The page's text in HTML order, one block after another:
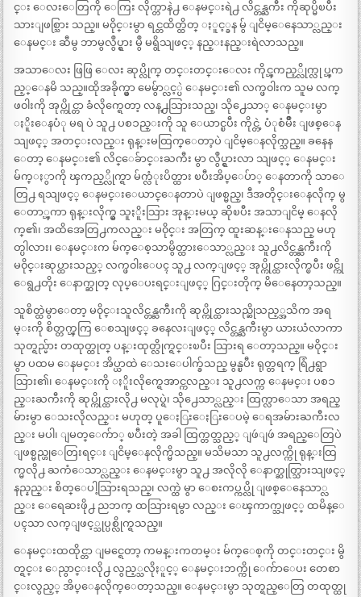
င္း ေလးေတြကို ေကြး လိုက္တာနဲ႕ ေနမင္းရဲ႕ လိင္တန္ႀကီး ကိုဆုပ္မိၿပီး
သားျဖစ္သြား သည္။ မ၀ိုင္းမွာ ရင္တထိတ္ထိတ္ ႏူင့္ခန မွ် ျငိမ္ေနေသာ္လည္း
ေနမင္း ဆီမွ ဘာမွလွဳပ္ရွား မွဳ မရွိသျဖင့္ နည္းနည္းရဲလာသည္။
အသာေလး ဖြဖြ ေလး ဆုပ္လိုက္ တင္းတင္းေလး ကိုင္ၾကည့္လိုက္လုပ္ၾက
ည့္ေနမိ သည္။ထိုအခိုက္မွာ မေမွ်ာ္လင့္ပဲ ေနမင္း၏ လက္ဖ၀ါးက သူမ လက္
ဖ၀ါးကို အုပ္ကိုင္တာ ခံလိုက္ရေတာ့ လန္႕သြားသည္၊ သို႕ေသာ္ ေနမင္းမွာ
ႏိူးေနပံု မရ ပဲ သူ႕ ပစၥည္းကို သူ ေယာင္ၿပီး ကိုင္တဲ့ ပံုစံမ်ိဳး ျဖစ္ေန
သျဖင့္ အတင္းလည္း ရုန္းမထြက္ေတာ့ပဲ ျငိမ္ေနလိုက္သည္။ ခနေန
ေတာ့ ေနမင္း၏ လိင္ေခ်ာင္းႀကီး မွာ လွဳပ္ရွားလာ သျဖင့္ ေနမင္း
မ်က္ႏွာကို ၾကည့္လိုက္ရာ မ်က္လံုးပိတ္ထား ၿပီးအိပ္ေပ်ာ္ ေနတာကို သာေ
တြ႕ ရသျဖင့္ ေနမင္းေယာင္ေနတာပဲ ျဖစ္မည္၊ ဒီအတိုင္းေနလိုက္ မွ
ေတာ္ၾကာ ရုန္းလိုက္မွ သူႏိူးသြား အုန္းမယ္ ဆိုၿပီး အသာျငိမ္ ေနလို
က္၏၊ အထိအေတြ႕ကလည္း မ၀ိုင္း အတြက္ ထူးဆန္းေနသည္ မဟု
တ္ပါလား၊ ေနမင္းက မ်က္ေစ့သာမွိတ္ထားေသာ္လည္း သူ႕လိင္တန္ႀကီးကို
မ၀ိုင္းဆုပ္ထားသည့္ လက္ဖ၀ါးေပၚ သူ႕ လက္ျဖင့္ အုပ္ကိုင္ထားလိုက္ၿပီး ဖင္ကို
ေရွ႕တိုး ေနာက္ဆုတ္ လုပ္ေပးရင္းျဖင့္ ဂြင္းတိုက္ မိေနေတာ့သည္။
သူစိတ္ထဲမွာေတာ့ မ၀ိုင္းသူလိင္တန္ႀကီးကို ဆုပ္ကိုင္ထားသည္ဆိုသည့္အသိက အရ
မ္းကို စိတ္တက္ၾကြ ေစသျဖင့္ ခနေလးျဖင့္ လိင္တန္ႀကီးမွာ ယားယံလာကာ
သုတ္ရည္မ်ား တထုတ္ထုတ္ ပန္းထုတ္လိုက္ရင္းၿပီး သြားရ ေတာ့သည္။ မဝိုင္း
မွာ ပထမ ေနမင္း အိပ္ယာထဲ ေသးေပါက္ခ်သည္ မွန္ၿပီး ရုတ္တရက္ ရြံ႕ရွာ
သြား၏၊ ေနမင္းကို ႏိူးလိုက္ရေအာင္ကလည္း သူ႕လက္က ေနမင္း ပစၥ
ည္းႀကီးကို ဆုပ္ကိုင္ထားလို႕ မလုပ္ရဲ၊ သို႕ေသာ္လည္း ထြက္လာေသာ အရည္
မ်ားမွာ ေသးလိုလည္း မဟုတ္ ပူေႏြးေႏြးေပမဲ့ ေရအမ်ားႀကီးလ
ည္း မပါ၊ ျမတ္ေက်ာ္ ၿပီးတဲ့ အခါ ထြက္တတ္သည့္ ျဖဴျဖဴ အရည္ေတြပဲ
ျဖစ္မည္ဟုေတြးရင္း ျငိမ္ေနလိုက္မိသည္။ မသိမသာ သူ႕လက္ကို ရုန္းထြ
က္မလို႕ ႀကံေသာ္လည္း ေနမင္းမွာ သူ႕ အလိုလို ေနာက္ဆုတ္သြားသျဖင့္
နည္နည္း စိတ္ေပါ့သြားရသည္၊ လက္ထဲ မွာ ေစးကပ္ကပ္လို ျဖစ္ေနေသာ္လ
ည္း ေရေဆးဖို႕ ညဘက္ ထသြားရမွာ လည္း ေၾကာက္သျဖင့္ ထမိန္ေ
ပၚသာ လက္ျဖင့္သုပ္ပစ္လိုက္ရသည္။
ေနမင္းထထိုင္တာ ျမင္ရေတာ့ ကမန္းကတမ္း မ်က္ေစ့ကို တင္းတင္း မွိ
တ္ရင္း ေညွာင္းလို႕ လွည့္သလိုႏူင့္ ေနမင္းဘက္ကို ေက်ာေပး တေစာ
င္းလွည့္ အိပ္ေနလိုက္ေတာ့သည္။ ေနမင္းမွာ သုတ္ရည္ေတြ တထုတ္ထု